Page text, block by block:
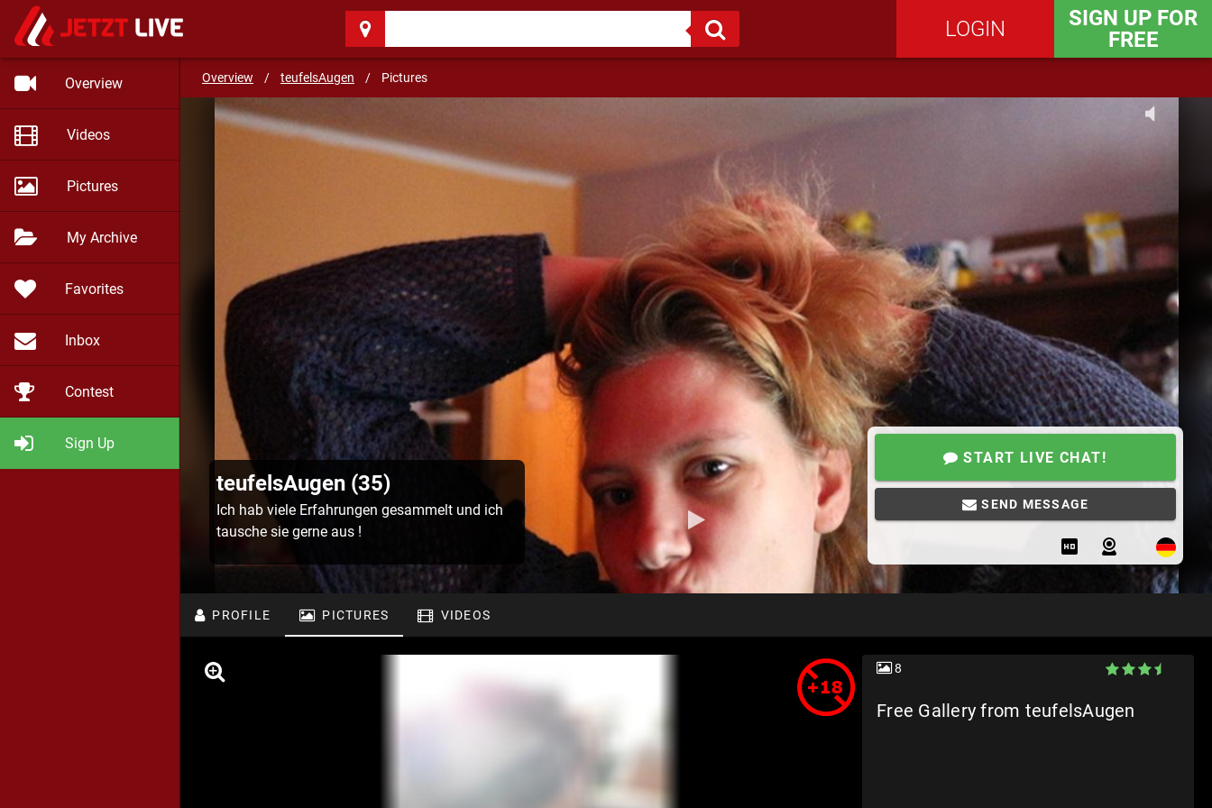
LOGIN
SIGN UP FOR
FREE
Overview
Videos
Pictures
My Archive
Favorites
Inbox
Contest
Sign Up
Overview / teufelsAugen / Pictures
SEND MESSAGE
teufelsAugen (35)
Ich hab viele Erfahrungen gesammelt und ich
tausche sie gerne aus !
START LIVE CHAT!
SEND MESSAGE
PROFILE PICTURES VIDEOS
8
Free Gallery from teufelsAugen